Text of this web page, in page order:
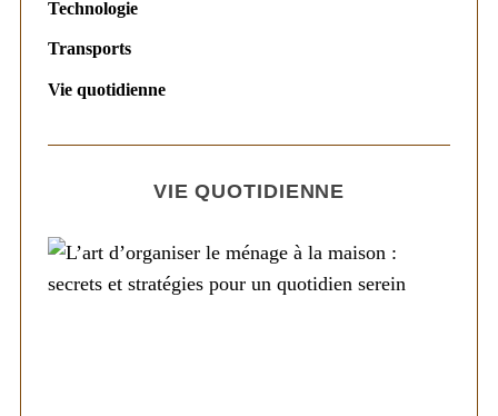
Technologie
Transports
Vie quotidienne
VIE QUOTIDIENNE